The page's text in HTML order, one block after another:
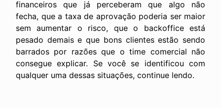
financeiros que já perceberam que algo não
fecha, que a taxa de aprovação poderia ser maior
sem aumentar o risco, que o backoffice está
pesado demais e que bons clientes estão sendo
barrados por razões que o time comercial não
consegue explicar. Se você se identificou com
qualquer uma dessas situações, continue lendo.